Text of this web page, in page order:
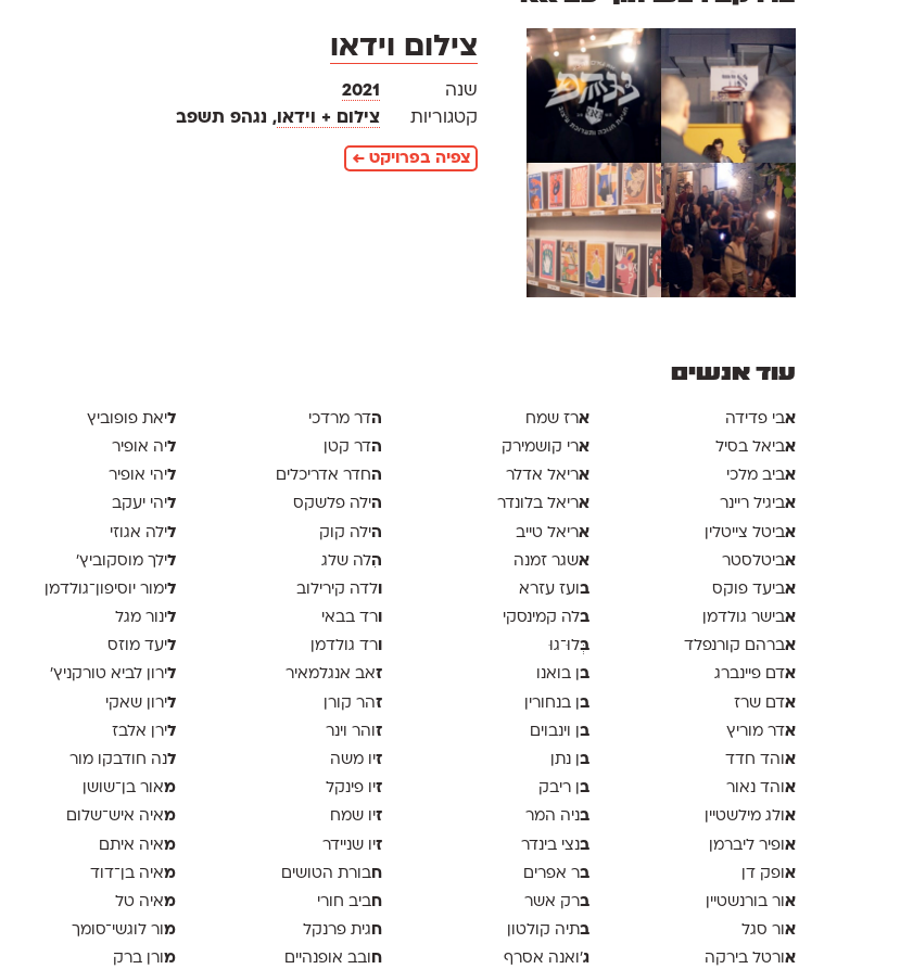
צילום וידאו
שנה
2021
קטגוריות
צילום + וידאו, נגהפ תשפב
צפיה בפרויקט ←
עוד אנשים
אבי פדידה
אביאל בסיל
אביב מלכי
אביגיל ריינר
אביטל צייטלין
אביטלסטר
אביעד פוקס
אבישר גולדמן
אברהם קורנפלד
אדם פיינברג
אדם שרז
אדר מוריץ
אוהד חדד
אוהד נאור
אולג מילשטיין
אופיר ליברמן
אופק דן
אור בורנשטיין
אור סגל
אורטל בירקה
ארז שמח
ארי קושמירק
אריאל אדלר
אריאל בלונדר
אריאל טייב
אשגר זמנה
ב ועז עזרא
בלה קמינסקי
בְּלוּ־גוּ
ב ן בואנו
ב ן בנחורין
ב ן וינבוים
ב ן נתן
ב ן ריבק
בניה המר
בנצי בינדר
בר אפרים
ברק אשר
בתיה קולטון
ג'ואנה אסרף
הדר מרדכי
הדר קטן
החדר אדריכלים
הילה פלשקס
הילה קוק
הִלה שלג
לדה קירילוב
ורד בבאי
ורד גולדמן
זאב אנגלמאיר
זהר קורן
זוהר וינר
זיו משה
זיו פינקל
זיו שמח
זיו שניידר
ח בורת הטושים
ח ביב חורי
חגית פרנקל
ח ובב אופנהיים
ליאת פופוביץ
ליה אופיר
ליהי אופיר
ליהי יעקב
לילה אגוזי
לילך מוסקוביץ'
לימור יוסיפון־גולדמן
לינור מגל
ליעד מוזס
לירון לביא טורקניץ׳
לירון שאקי
לירן אלבז
לנה חודבקו מור
מאור בן־שושן
מאיה איש־שלום
מאיה איתם
מאיה בן־דוד
מאיה טל
מ ור לוגשי־סומך
מ ורן ברק